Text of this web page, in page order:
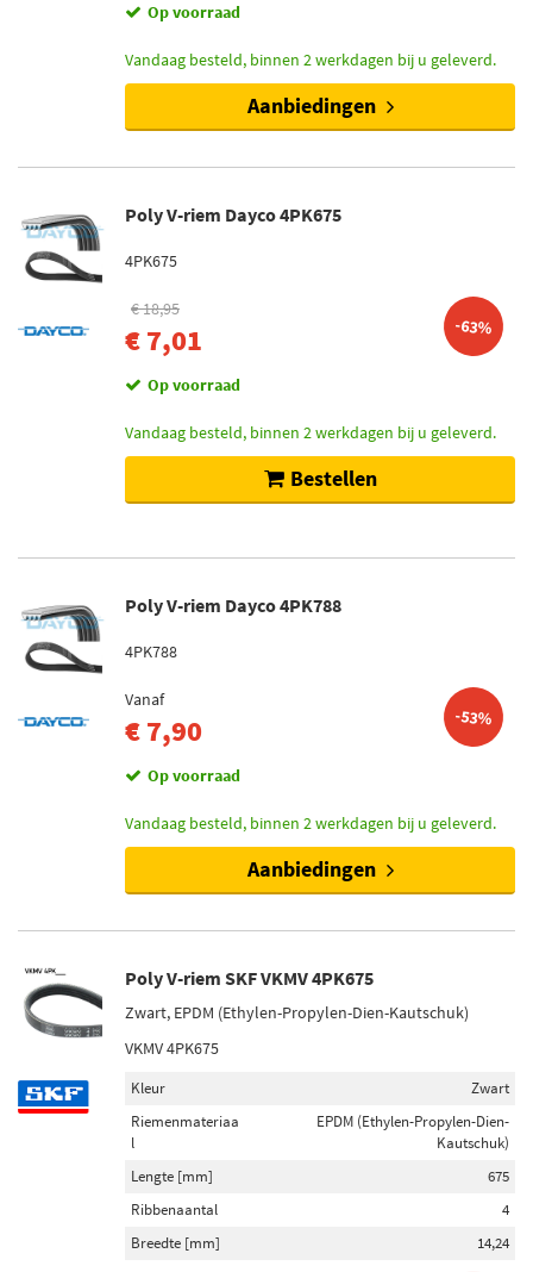
Op voorraad
Vandaag besteld, binnen 2 werkdagen bij u geleverd.
Aanbiedingen
Poly V-riem Dayco 4PK675
4PK675
€ 18,95
€ 7,01 -63%
Op voorraad
Vandaag besteld, binnen 2 werkdagen bij u geleverd.
Bestellen
Poly V-riem Dayco 4PK788
4PK788
Vanaf
€ 7,90 -53%
Op voorraad
Vandaag besteld, binnen 2 werkdagen bij u geleverd.
Aanbiedingen
Poly V-riem SKF VKMV 4PK675
Zwart, EPDM (Ethylen-Propylen-Dien-Kautschuk)
VKMV 4PK675
Kleur
Zwart
Riemenmateriaa
l
EPDM (Ethylen-Propylen-Dien-
Kautschuk)
Lengte [mm]
675
Ribbenaantal
4
Breedte [mm]
14,24